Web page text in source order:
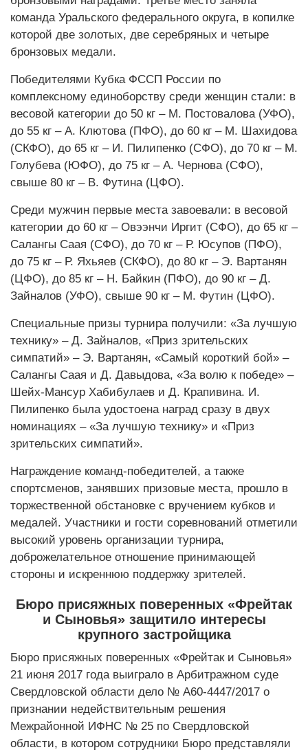
команда Уральского федерального округа, в копилке
которой две золотых, две серебряных и четыре
бронзовых медали.
Победителями Кубка ФССП России по
комплексному единоборству среди женщин стали: в
весовой категории до 50 кг – М. Постовалова (УФО),
до 55 кг – А. Клютова (ПФО), до 60 кг – М. Шахидова
(СКФО), до 65 кг – И. Пилипенко (СФО), до 70 кг – М.
Голубева (ЮФО), до 75 кг – А. Чернова (СФО),
свыше 80 кг – В. Футина (ЦФО).
Среди мужчин первые места завоевали: в весовой
категории до 60 кг – Овээнчи Иргит (СФО), до 65 кг –
Салангы Саая (СФО), до 70 кг – Р. Юсупов (ПФО),
до 75 кг – Р. Яхьяев (СКФО), до 80 кг – Э. Вартанян
(ЦФО), до 85 кг – Н. Байкин (ПФО), до 90 кг – Д.
Зайналов (УФО), свыше 90 кг – М. Футин (ЦФО).
Специальные призы турнира получили: «За лучшую
технику» – Д. Зайналов, «Приз зрительских
симпатий» – Э. Вартанян, «Самый короткий бой» –
Салангы Саая и Д. Давыдова, «За волю к победе» –
Шейх-Мансур Хабибулаев и Д. Крапивина. И.
Пилипенко была удостоена наград сразу в двух
номинациях – «За лучшую технику» и «Приз
зрительских симпатий».
Награждение команд-победителей, а также
спортсменов, занявших призовые места, прошло в
торжественной обстановке с вручением кубков и
медалей. Участники и гости соревнований отметили
высокий уровень организации турнира,
доброжелательное отношение принимающей
стороны и искреннюю поддержку зрителей.
Бюро присяжных поверенных «Фрейтак
и Сыновья» защитило интересы
крупного застройщика
Бюро присяжных поверенных «Фрейтак и Сыновья»
21 июня 2017 года выиграло в Арбитражном суде
Свердловской области дело № А60-4447/2017 о
признании недействительным решения
Межрайонной ИФНС № 25 по Свердловской
области, в котором сотрудники Бюро представляли